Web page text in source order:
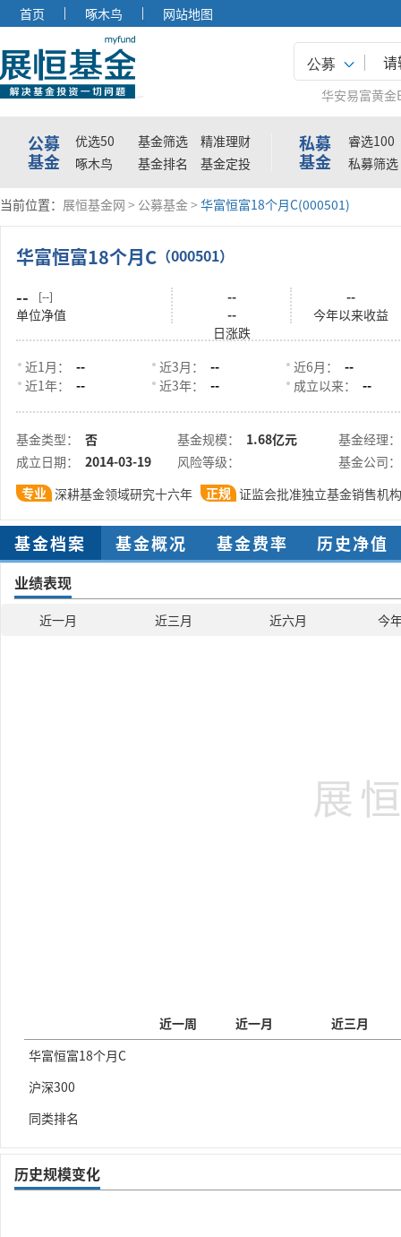
首页 啄木鸟 网站地图
公募
华安易富黄金
公募
基金
优选50 基金筛选
精准理财
啄木鸟
基金排名 基金定投
私募
基金
睿选100
私募筛选
当前位置： 展恒基金网 > 公募基金> 华富恒富18个月C(000501)
华富恒富18个月C （000501）
-- [--]
单位净值
--
--
日涨跌
--
今年以来收益
近1月：
--
近1年：
--
近3月：
--
近3年：
--
近6月：
--
成立以来：
--
基金类型：
否
成立日期：
2014-03-19
基金规模：
1.68亿元
风险等级：
基金经理：
基金公司：
专业 深耕基金领域研究十六年 正规 证监会批准独立基金销售机构
基金档案 基金概况 基金费率 历史净值
业绩表现
近一月 近三月 近六月 今
近一周 近一月
近三月
华富恒富18个月C
沪深300
同类排名
历史规模变化